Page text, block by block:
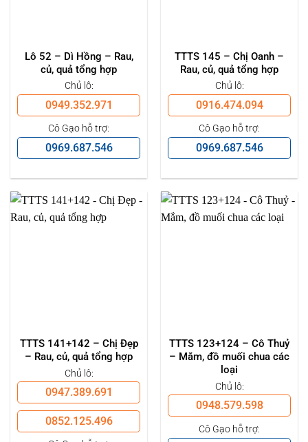
Lô 52 – Dì Hồng – Rau,
củ, quả tổng hợp
Chủ lô:
0949.352.971
Cô Gạo hỗ trợ:
0969.687.546
TTTS 145 – Chị Oanh –
Rau, củ, quả tổng hợp
Chủ lô:
0916.474.094
Cô Gạo hỗ trợ:
0969.687.546
TTTS 141+142 – Chị Đẹp
– Rau, củ, quả tổng hợp
Chủ lô:
0947.389.691
0852.125.496
TTTS 123+124 – Cô Thuỷ
– Mắm, đồ muối chua các
loại
Chủ lô:
0948.579.598
Cô Gạo hỗ trợ: